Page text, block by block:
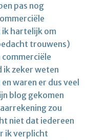
pas nog
hartelijk om
trouwens)
ik zeker weten
waren er dus veel
blog gekomen
zou
niet dat iedereen
ik verplicht